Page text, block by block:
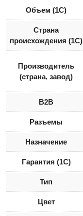
Объем (1С)
Страна
происхождения (1С)
Производитель
(страна, завод)
B2B
Разъемы
Назначение
Гарантия (1С)
Тип
Цвет